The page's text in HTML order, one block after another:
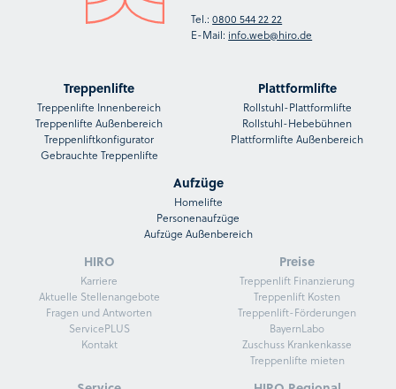
Tel.:0800 544 22 22
E-Mail: info.web@hiro.de
Treppenlifte
Treppenlifte Innenbereich
Treppenlifte Außenbereich
Treppenliftkonfigurator
Gebrauchte Treppenlifte
Plattformlifte
Rollstuhl-Plattformlifte
Rollstuhl-Hebebühnen
Plattformlifte Außenbereich
Aufzüge
Homelifte
Personenaufzüge
Aufzüge Außenbereich
HIRO
Karriere
Aktuelle Stellenangebote
Fragen und Antworten
ServicePLUS
Kontakt
Preise
Treppenlift Finanzierung
Treppenlift Kosten
Treppenlift-Förderungen
BayernLabo
Zuschuss Krankenkasse
Treppenlifte mieten